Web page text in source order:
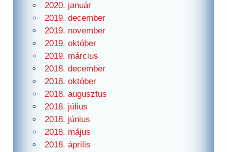
2020. január
2019. december
2019. november
2019. október
2019. március
2018. december
2018. október
2018. augusztus
2018. július
2018. június
2018. május
2018. április